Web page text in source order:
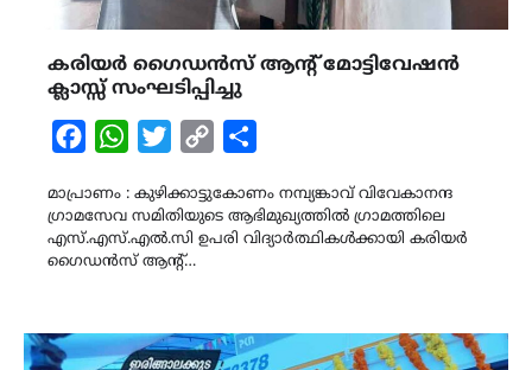
കരിയർ ഗൈഡൻസ് ആന്റ് മോട്ടിവേഷൻ
ക്ലാസ്സ് സംഘടിപ്പിച്ചു
FacebookWhatsAppTwitterCopy
മാപ്രാണം : കുഴിക്കാട്ടുകോണം നമ്പ്യങ്കാവ് വിവേകാനന്ദ
ഗ്രാമസേവ സമിതിയുടെ ആഭിമുഖ്യത്തിൽ ഗ്രാമത്തിലെ
എസ്.എസ്.എൽ.സി ഉപരി വിദ്യാർത്ഥികൾക്കായി കരിയർ
ഗൈഡൻസ് ആന്റ്…